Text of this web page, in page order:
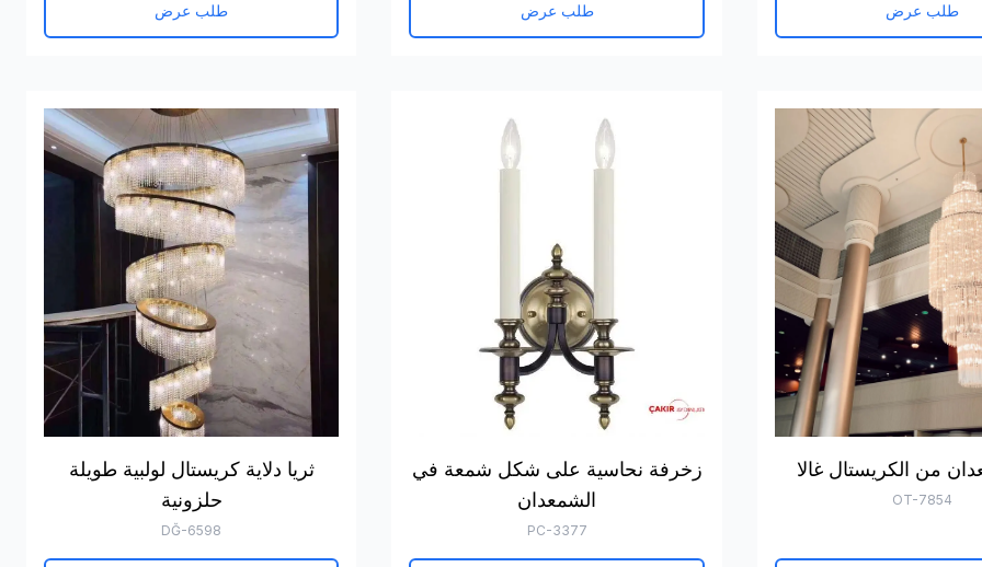
طلب عرض طلب عرض طلب عرض
من الكريستال غالا
OT-7854
زخرفة نحاسية على شكل شمعة في
الشمعدان
PC-3377
ثريا دلاية كريستال لولبية طويلة
حلزونية
DĞ-6598